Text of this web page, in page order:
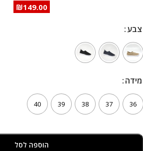
₪149.00
צבע
צבע
מידה
מידה
36
37
38
39
40
הוספה לסל